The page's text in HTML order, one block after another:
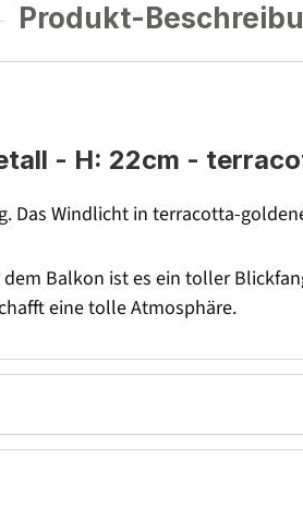
Produkt-
- H: 22cm -
Das Windlicht in terracotta-
Balkon ist es ein toller
eine tolle Atmosphäre.